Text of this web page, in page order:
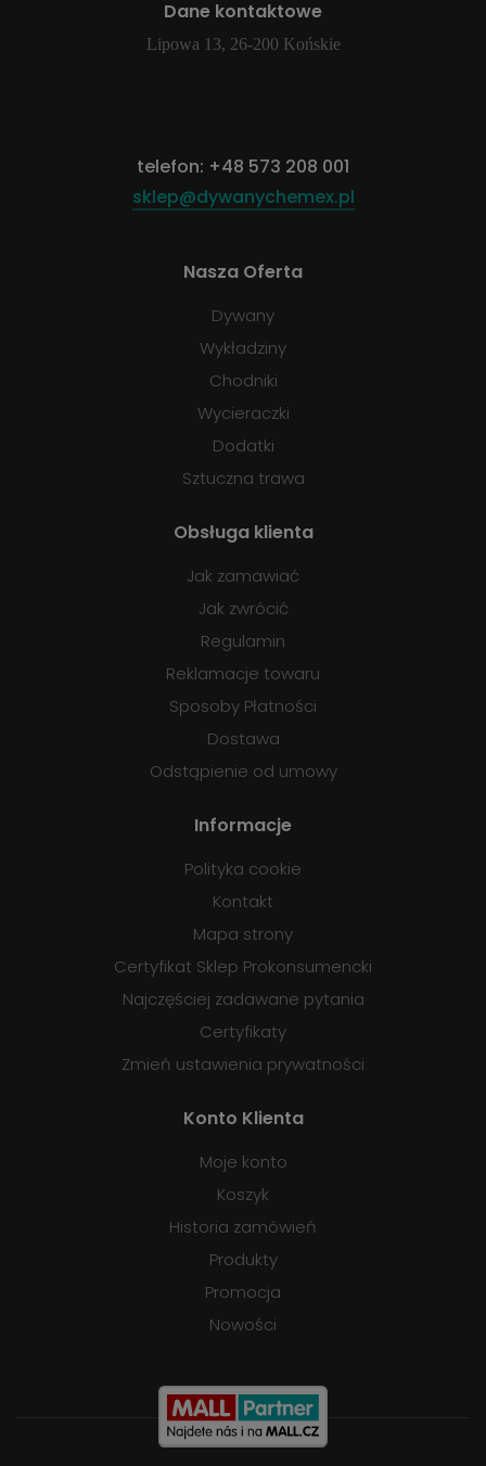
Dane kontaktowe
Lipowa 13, 26-200 Końskie
telefon: +48 573 208 001
sklep@dywanychemex.pl
Nasza Oferta
Dywany
Wykładziny
Chodniki
Wycieraczki
Dodatki
Sztuczna trawa
Obsługa klienta
Jak zamawiać
Jak zwrócić
Regulamin
Reklamacje towaru
Sposoby Płatności
Dostawa
Odstąpienie od umowy
Informacje
Polityka cookie
Kontakt
Mapa strony
Certyfikat Sklep Prokonsumencki
Najczęściej zadawane pytania
Certyfikaty
Zmień ustawienia prywatności
Konto Klienta
Moje konto
Koszyk
Historia zamówień
Produkty
Promocja
Nowości